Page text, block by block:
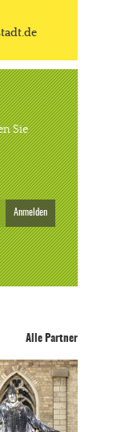
Sie
Anmelden
Alle Partner